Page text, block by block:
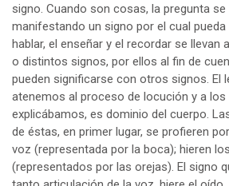
signo. Cuando son cosas, la pregunta
manifestando un signo por el cual
hablar, el enseñar y el recordar se
o distintos signos, por ellos al fin de
pueden significarse con otros signos. El
atenemos al proceso de locución y a
explicábamos, es dominio del cuerpo.
de éstas, en primer lugar, se profieren
voz (representada por la boca); hieren
(representados por las orejas). El signo